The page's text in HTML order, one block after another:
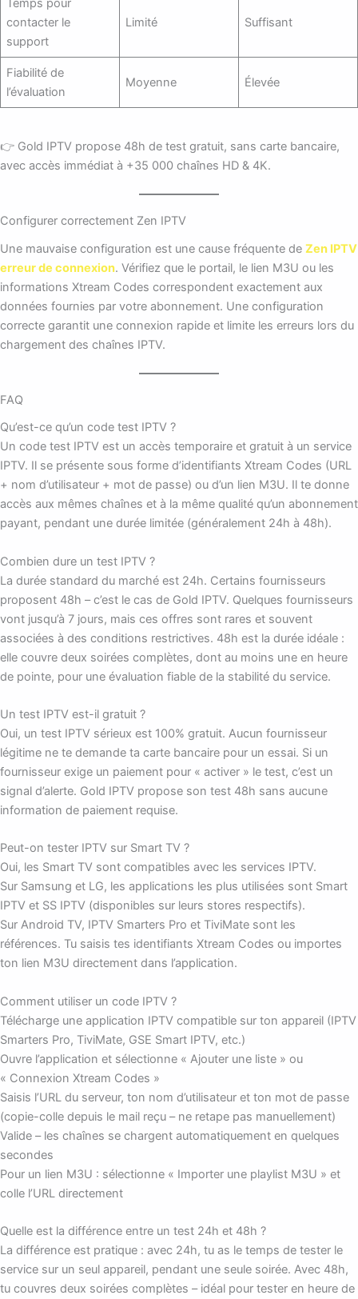
Temps pour
contacter le
support
Limité Suffisant
Fiabilité de
l’évaluation
Moyenne Élevée
👉 Gold IPTV propose 48h de test gratuit, sans carte bancaire,
avec accès immédiat à +35 000 chaînes HD & 4K.
Configurer correctement Zen IPTV
Une mauvaise configuration est une cause fréquente de Zen IPTV
erreur de connexion. Vérifiez que le portail, le lien M3U ou les
informations Xtream Codes correspondent exactement aux
données fournies par votre abonnement. Une configuration
correcte garantit une connexion rapide et limite les erreurs lors du
chargement des chaînes IPTV.
FAQ
Qu’est-ce qu’un code test IPTV ?
Un code test IPTV est un accès temporaire et gratuit à un service
IPTV. Il se présente sous forme d’identifiants Xtream Codes (URL
+ nom d’utilisateur + mot de passe) ou d’un lien M3U. Il te donne
accès aux mêmes chaînes et à la même qualité qu’un abonnement
payant, pendant une durée limitée (généralement 24h à 48h).
Combien dure un test IPTV ?
La durée standard du marché est 24h. Certains fournisseurs
proposent 48h – c’est le cas de Gold IPTV. Quelques fournisseurs
vont jusqu’à 7 jours, mais ces offres sont rares et souvent
associées à des conditions restrictives. 48h est la durée idéale :
elle couvre deux soirées complètes, dont au moins une en heure
de pointe, pour une évaluation fiable de la stabilité du service.
Un test IPTV est-il gratuit ?
Oui, un test IPTV sérieux est 100% gratuit. Aucun fournisseur
légitime ne te demande ta carte bancaire pour un essai. Si un
fournisseur exige un paiement pour « activer » le test, c’est un
signal d’alerte. Gold IPTV propose son test 48h sans aucune
information de paiement requise.
Peut-on tester IPTV sur Smart TV ?
Oui, les Smart TV sont compatibles avec les services IPTV.
Sur Samsung et LG, les applications les plus utilisées sont Smart
IPTV et SS IPTV (disponibles sur leurs stores respectifs).
Sur Android TV, IPTV Smarters Pro et TiviMate sont les
références. Tu saisis tes identifiants Xtream Codes ou importes
ton lien M3U directement dans l’application.
Comment utiliser un code IPTV ?
Télécharge une application IPTV compatible sur ton appareil (IPTV
Smarters Pro, TiviMate, GSE Smart IPTV, etc.)
Ouvre l’application et sélectionne « Ajouter une liste » ou
« Connexion Xtream Codes »
Saisis l’URL du serveur, ton nom d’utilisateur et ton mot de passe
(copie-colle depuis le mail reçu – ne retape pas manuellement)
Valide – les chaînes se chargent automatiquement en quelques
secondes
Pour un lien M3U : sélectionne « Importer une playlist M3U » et
colle l’URL directement
Quelle est la différence entre un test 24h et 48h ?
La différence est pratique : avec 24h, tu as le temps de tester le
service sur un seul appareil, pendant une seule soirée. Avec 48h,
tu couvres deux soirées complètes – idéal pour tester en heure de